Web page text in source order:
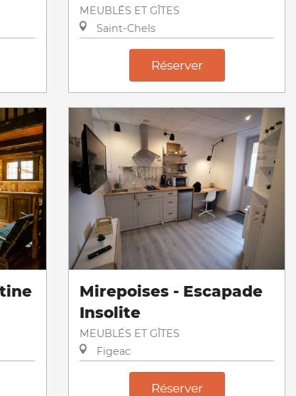
MEUBLÉS ET GÎTES
Saint-Chels
Réserver
Mirepoises - Escapade
Insolite
MEUBLÉS ET GÎTES
Figeac
Réserver